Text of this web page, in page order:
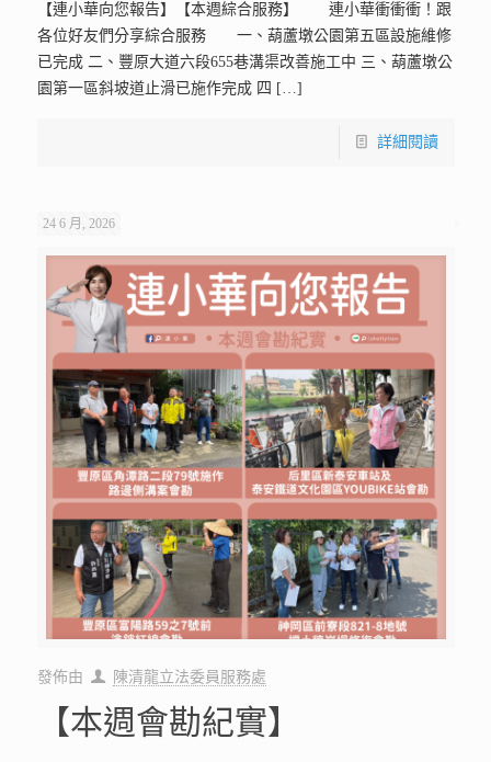
【連小華向您報告】【本週綜合服務】 連小華衝衝衝！跟
各位好友們分享綜合服務 一、葫蘆墩公園第五區設施維修
已完成 二、豐原大道六段655巷溝渠改善施工中 三、葫蘆墩公
園第一區斜坡道止滑已施作完成 四 […]
詳細閱讀
24 6 月, 2026
發佈由 陳清龍立法委員服務處
【本週會勘紀實】